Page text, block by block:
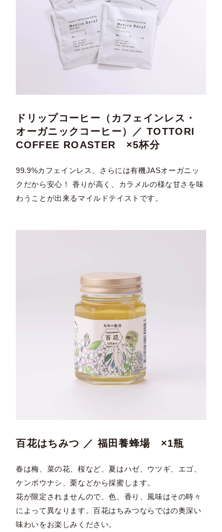
ドリップコーヒー（カフェインレス・
オーガニックコーヒー）／ TOTTORI
COFFEE ROASTER ×5杯分
99.9%カフェインレス、さらには有機JASオーガニッ
クだから安心！ 香りが高く、カラメルの様な甘さを味
わうことが出来るマイルドテイストです。
百花はちみつ ／ 福田養蜂場 ×1瓶
春は梅、菜の花、桜など、夏はハゼ、ウツギ、エゴ、
ケンポウナシ、栗などから採蜜します。
花が限定されませんので、色、香り、風味はその時々
によって異なります。百花はちみつならではの奥深い
味わいをお楽しみください。